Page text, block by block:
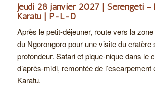
Jeudi 28 janvier 2027 | Serengeti –
Karatu | P-L-D
Après le petit-déjeuner, route vers la
du Ngorongoro pour une visite du cratère
profondeur. Safari et pique-nique dans le
d’après-midi, remontée de
Karatu.